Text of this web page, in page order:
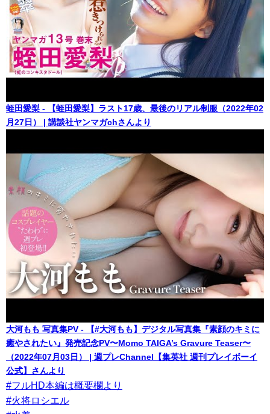
蛭田愛梨 - 【蛭田愛梨】ラスト17歳、最後のリアル制服（2022年02
月27日） | 講談社ヤンマガchさんより
大河もも 写真集PV - 【#大河もも】デジタル写真集『素顔のキミに
癒やされたい』発売記念PV〜Momo TAIGA’s Gravure Teaser〜
（2022年07月03日） | 週プレChannel【集英社 週刊プレイボーイ
公式】さんより
#フルHD本編は概要欄より
#火将ロシエル